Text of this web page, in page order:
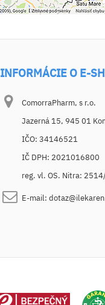
INFORMÁCIE O E-
ComorraPharm, s r.o.
Jazerná 15, 945 01
IČO: 34146521
IČ DPH: 2021016800
reg. vl. OS. Nitra:
E-mail: